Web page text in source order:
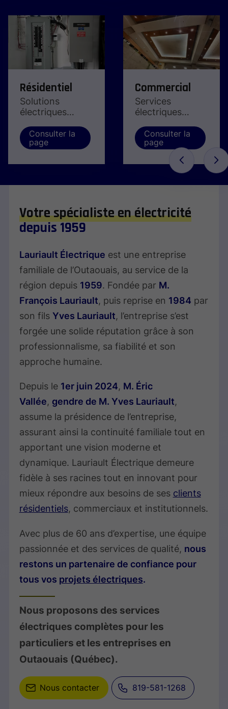
Résidentiel
Solutions
électriques
le secteur
résidentiel
Consulter la
page
Commercial
Services
électriques
besoins des
commerces
Consulter la
page
Votre spécialiste en électricité
depuis 1959
Lauriault Électrique est une entreprise
familiale de l’Outaouais, au service de la
région depuis 1959. Fondée par M.
François Lauriault, puis reprise en 1984 par
son fils Yves Lauriault, l’entreprise s’est
forgée une solide réputation grâce à son
professionnalisme, sa fiabilité et son
approche humaine.
Depuis le 1er juin 2024, M. Éric
Vallée, gendre de M. Yves Lauriault,
assume la présidence de l’entreprise,
assurant ainsi la continuité familiale tout en
apportant une vision moderne et
dynamique. Lauriault Électrique demeure
fidèle à ses racines tout en innovant pour
mieux répondre aux besoins de ses clients
résidentiels, commerciaux et institutionnels.
Avec plus de 60 ans d’expertise, une équipe
passionnée et des services de qualité, nous
restons un partenaire de confiance pour
tous vos projets électriques.
Nous proposons des services
électriques complètes pour les
particuliers et les entreprises en
Outaouais (Québec).
Nous contacter 819-581-1268